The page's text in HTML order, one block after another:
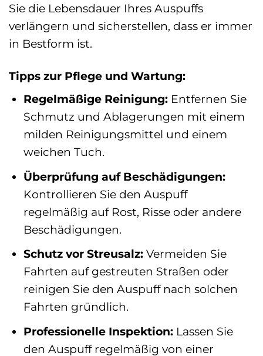
Sie die Lebensdauer Ihres Auspuffs
verlängern und sicherstellen, dass er immer
in Bestform ist.
Tipps zur Pflege und Wartung:
Regelmäßige Reinigung:Entfernen Sie
Schmutz und Ablagerungen mit einem
milden Reinigungsmittel und einem
weichen Tuch.
Überprüfung auf Beschädigungen:
Kontrollieren Sie den Auspuff
regelmäßig auf Rost, Risse oder andere
Beschädigungen.
Schutz vor Streusalz:Vermeiden Sie
Fahrten auf gestreuten Straßen oder
reinigen Sie den Auspuff nach solchen
Fahrten gründlich.
Professionelle Inspektion:Lassen Sie
den Auspuff regelmäßig von einer